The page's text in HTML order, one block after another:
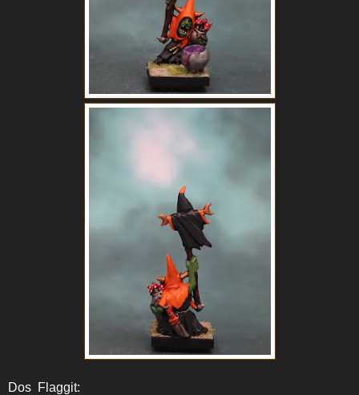
Dos Flaggit: